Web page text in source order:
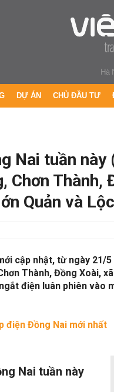
Hà
DỰ ÁN CHỦ ĐẦU TƯ
Nai tuần
Chơn Thành,
Quản và
cập nhật, từ ngày 21/
Thành, Đồng Xoài,
điện luân phiên vào
điện Đồng Nai mới nhất
Nai tuần này